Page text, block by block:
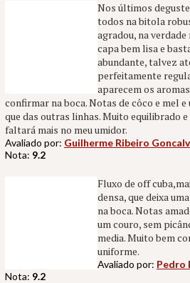
Nos últimos
todos na bitola
agradou, na
capa bem lisa e
abundante, talvez
perfeitamente
aparecem os
confirmar na boca. Notas de côco e mel e
que das outras linhas. Muito equilibrado
faltará mais no meu umidor.
Avaliado por: Guilherme Ribeiro
Nota: 9.2
Fluxo de off
densa, que deixa
na boca. Notas
um couro, sem
media. Muito bem
uniforme.
Avaliado por: Pedro
Nota: 9.2